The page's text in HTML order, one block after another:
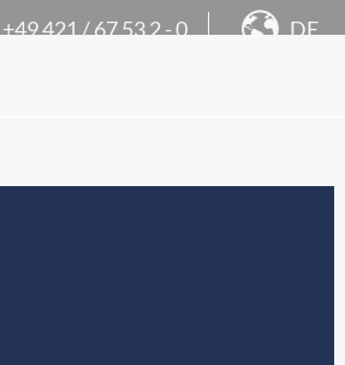
+49 421 / 67 53 2 - 0 DE